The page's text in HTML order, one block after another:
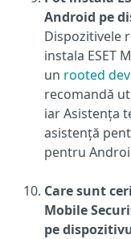
Android pe
Dispozitivele
instala ESET
un rooted
recomandă
iar Asistența
asistență
pentru
Care sunt
Mobile
pe